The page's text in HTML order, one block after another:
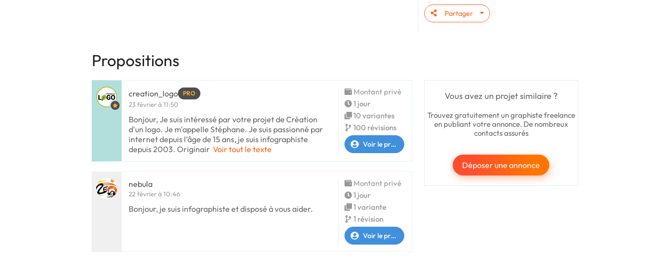
Partager
Propositions
Vous avez un projet similaire ?
Trouvez gratuitement un graphiste freelance
en publiant votre annonce. De nombreux
contacts assurés
Déposer une annonce
creation_logo PRO
23 février à 11:50
Bonjour, Je suis intéressé par votre projet de Création
d'un logo. Je m'appelle Stéphane. Je suis passionné par
internet depuis l’âge de 15 ans, je suis infographiste
depuis 2003. Originair Voir tout le texte
Montant privé
1 jour
10 variantes
100 révisions
Voir le profil
nebula
22 février à 10:46
Bonjour, je suis infographiste et disposé à vous aider.
Montant privé
1 jour
1 variante
1 révision
Voir le profil